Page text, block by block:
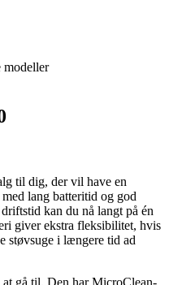
modeller
til dig, der vil have en
lang batteritid og god
kan du nå langt på én
giver ekstra fleksibilitet, hvis
støvsuge i længere tid ad
at gå til. Den har MicroClean-